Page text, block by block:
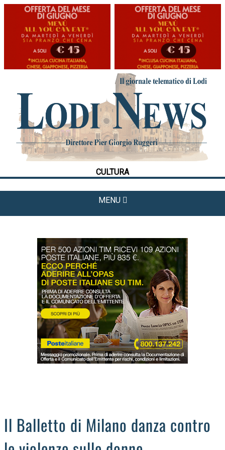
CULTURA
MENU
HOME
CRONACA
POLITICA
LA FOTO
METEO
CULTURA
DAL TERRITORIO
OROSCOPO
LA PIAZZA
ANIMALI
OCCHIO ALLA TRUFFA
NECROLOGI
Il Balletto di Milano danza contro